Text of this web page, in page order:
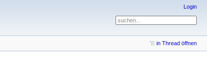
Login
in Thread öffnen